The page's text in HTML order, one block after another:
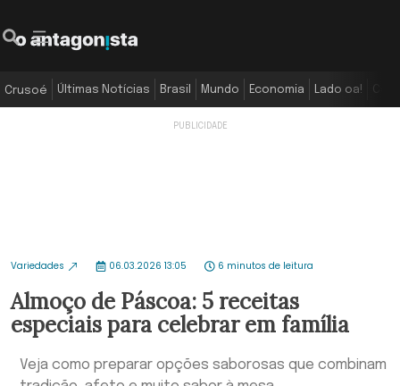
Crusoé Últimas Notícias Brasil Mundo Economia Lado oa!
Variedades 06.03.2026 13:05 6 minutos de leitura
Almoço de Páscoa: 5 receitas
especiais para celebrar em família
Veja como preparar opções saborosas que combinam